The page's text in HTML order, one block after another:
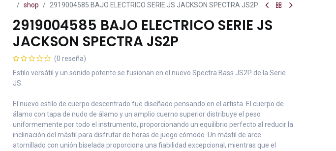
shop 2919004585 BAJO ELECTRICO SERIE JS JACKSON SPECTRA JS2P
2919004585 BAJO ELECTRICO SERIE JS
JACKSON SPECTRA JS2P
(0 reseña)
Estilo versátil y un sonido potente se fusionan en el nuevo Spectra Bass JS2P de la Serie
JS.
El nuevo estilo de cuerpo descentrado fue diseñado pensando en el artista. El cuerpo de
álamo con tapa de nudo de álamo y un amplio cuerno superior distribuye el peso
uniformemente por todo el instrumento, proporcionando un equilibrio perfecto al reducir la
inclinación del mástil para disfrutar de horas de juego cómodo. Un mástil de arce
atornillado con unión biselada proporciona una fiabilidad excepcional, mientras que el